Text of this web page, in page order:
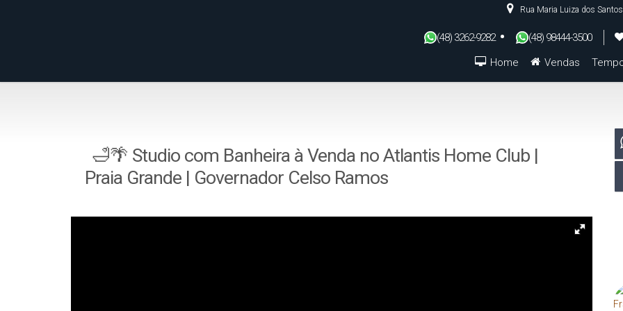
Rua Maria Luiza dos Santos
(48) 3262-9282 (48) 98444-3500
Vendas
Home
🛁🌴 Studio com Banheira à Venda no Atlantis Home Club |
Praia Grande | Governador Celso Ramos